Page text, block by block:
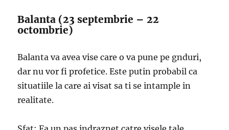
Balanta (23 septembrie – 22
octombrie)
Balanta va avea vise care o va pune pe gnduri,
dar nu vor fi profetice. Este putin probabil ca
situatiile la care ai visat sa ti se intample in
realitate.